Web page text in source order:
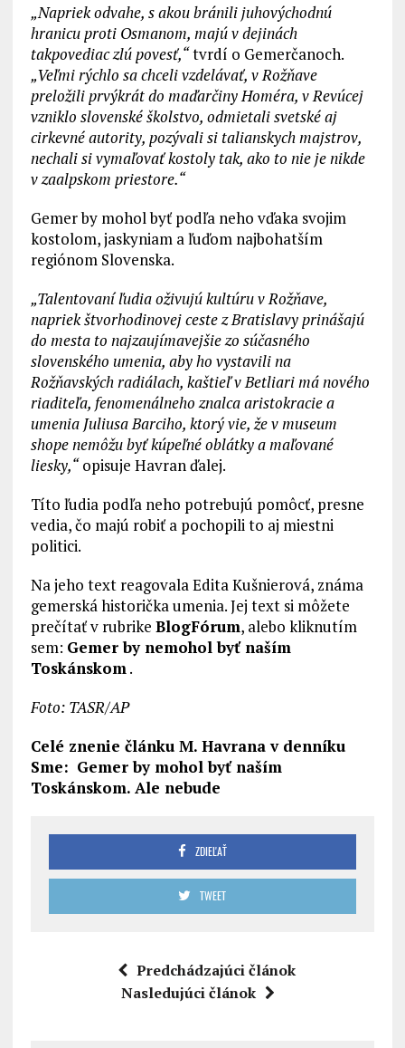
„Napriek odvahe, s akou bránili juhovýchodnú
hranicu proti Osmanom, majú v dejinách
takpovediac zlú povesť,“tvrdí o Gemerčanoch.
„Veľmi rýchlo sa chceli vzdelávať, v Rožňave
preložili prvýkrát do maďarčiny Homéra, v Revúcej
vzniklo slovenské školstvo, odmietali svetské aj
cirkevné autority, pozývali si talianskych majstrov,
nechali si vymaľovať kostoly tak, ako to nie je nikde
v zaalpskom priestore.“
Gemer by mohol byť podľa neho vďaka svojim
kostolom, jaskyniam a ľuďom najbohatším
regiónom Slovenska.
„Talentovaní ľudia oživujú kultúru v Rožňave,
napriek štvorhodinovej ceste z Bratislavy prinášajú
do mesta to najzaujímavejšie zo súčasného
slovenského umenia, aby ho vystavili na
Rožňavských radiálach, kaštieľ v Betliari má nového
riaditeľa, fenomenálneho znalca aristokracie a
umenia Juliusa Barciho, ktorý vie, že v museum
shope nemôžu byť kúpeľné oblátky a maľované
liesky,“opisuje Havran ďalej.
Títo ľudia podľa neho potrebujú pomôcť, presne
vedia, čo majú robiť a pochopili to aj miestni
politici.
Na jeho text reagovala Edita Kušnierová, známa
gemerská historička umenia. Jej text si môžete
prečítať v rubrike BlogFórum, alebo kliknutím
sem: Gemer by nemohol byť naším
Toskánskom.
Foto: TASR/AP
Celé znenie článku M. Havrana v denníku
Sme: Gemer by mohol byť naším
Toskánskom. Ale nebude
ZDIEĽAŤ
TWEET
Predchádzajúci článok
Nasledujúci článok